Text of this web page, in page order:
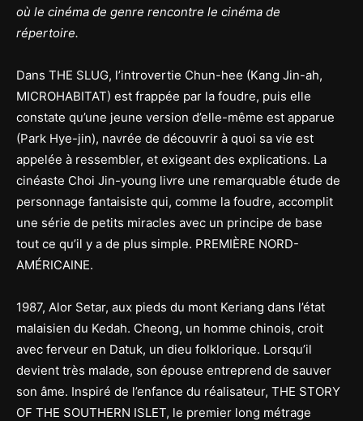
où le cinéma de genre rencontre le cinéma de
répertoire.
Dans THE SLUG, l’introvertie Chun-hee (Kang Jin-ah,
MICROHABITAT) est frappée par la foudre, puis elle
constate qu’une jeune version d’elle-même est apparue
(Park Hye-jin), navrée de découvrir à quoi sa vie est
appelée à ressembler, et exigeant des explications. La
cinéaste Choi Jin-young livre une remarquable étude de
personnage fantaisiste qui, comme la foudre, accomplit
une série de petits miracles avec un principe de base
tout ce qu’il y a de plus simple. PREMIÈRE NORD-
AMÉRICAINE.
1987, Alor Setar, aux pieds du mont Keriang dans l’état
malaisien du Kedah. Cheong, un homme chinois, croit
avec ferveur en Datuk, un dieu folklorique. Lorsqu’il
devient très malade, son épouse entreprend de sauver
son âme. Inspiré de l’enfance du réalisateur, THE STORY
OF THE SOUTHERN ISLET, le premier long métrage